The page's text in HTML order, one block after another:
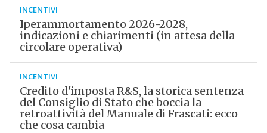
INCENTIVI
Iperammortamento 2026-2028,
indicazioni e chiarimenti (in attesa della
circolare operativa)
INCENTIVI
Credito d'imposta R&S, la storica sentenza
del Consiglio di Stato che boccia la
retroattività del Manuale di Frascati: ecco
che cosa cambia